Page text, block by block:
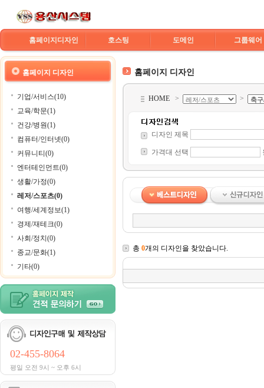
홈페이지디자인 호스팅 도메인 그룹웨어
홈페이지 디자인
기업/서비스(10)
교육/학문(1)
건강/병원(1)
컴퓨터/인터넷(0)
커뮤니티(0)
엔터테인먼트(0)
생활/가정(0)
레저/스포츠(0)
여행/세계정보(1)
경제/재테크(0)
사회/정치(0)
종교/문화(1)
기타(0)
02-455-8064
평일 오전 9시 ~ 오후 6시
홈페이지 디자인
HOME > >
디자인 제목
가격대 선택
총 0개의 디자인을 찾았습니다.